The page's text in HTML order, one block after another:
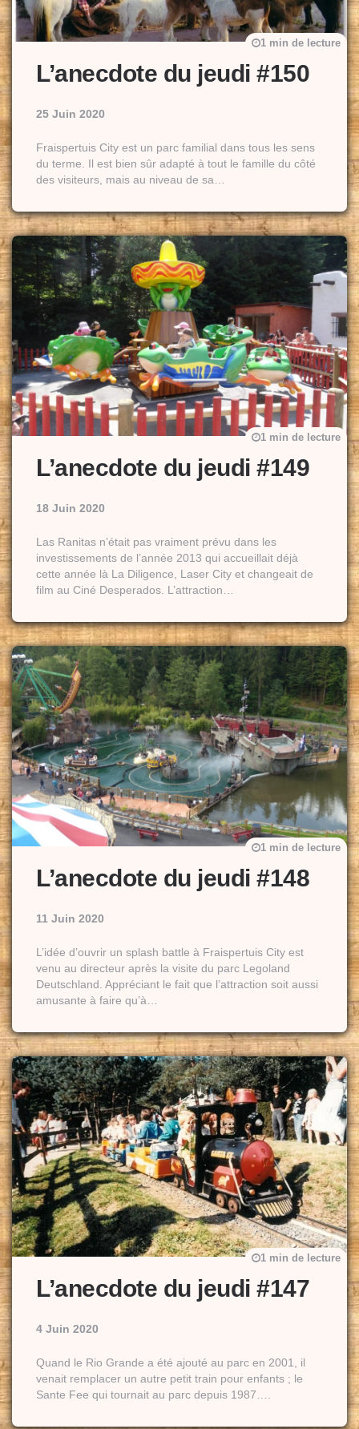
L’anecdote du jeudi #150
25 Juin 2020
1 min de lecture
Fraispertuis City est un parc familial dans tous les sens
du terme. Il est bien sûr adapté à tout le famille du côté
des visiteurs, mais au niveau de sa…
L’anecdote du jeudi #149
18 Juin 2020
1 min de lecture
Las Ranitas n’était pas vraiment prévu dans les
investissements de l’année 2013 qui accueillait déjà
cette année là La Diligence, Laser City et changeait de
film au Ciné Desperados. L’attraction…
L’anecdote du jeudi #148
11 Juin 2020
1 min de lecture
L’idée d’ouvrir un splash battle à Fraispertuis City est
venu au directeur après la visite du parc Legoland
Deutschland. Appréciant le fait que l’attraction soit aussi
amusante à faire qu’à…
L’anecdote du jeudi #147
4 Juin 2020
1 min de lecture
Quand le Rio Grande a été ajouté au parc en 2001, il
venait remplacer un autre petit train pour enfants ; le
Sante Fee qui tournait au parc depuis 1987….